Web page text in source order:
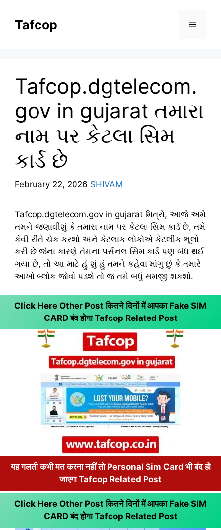
contentTafcop Menu
Tafcop.dgtelecom.
gov in gujarat તમારા
નામ પર કેટલા સિમ
કાર્ડ છે
February 22, 2026 SHIVAM
Tafcop.dgtelecom.gov in gujarat મિત્રો, આજે અમે
તમને જણાવીશું કે તમારા નામ પર કેટલા સિમ કાર્ડ છે, તમે
કેવી રીતે ચેક કરશો અને કેટલાક લોકોએ કેટલીક ભૂલો
કરી છે જેના કારણે તેમના પર્સનલ સિમ કાર્ડ પણ બંધ થઈ
ગયા છે, તો આ માટે હું શું હું તમને કહેવા માંગુ છું કે તમારે
આખો બ્લોક જોવો પડશે તો જ તમે બધું સમજી શકશો.
Click Here Other Post कितने दिनों में आपका Fake SIM
CARD बंद होगाTafcop Related Post
यह गलती कभी मत करना नहीं तो Personal Sim Card भी बंद हो
जाएगा Tafcop Related Post
Click Here Other Post कितने दिनों में आपका Fake SIM
CARD बंद होगाTafcop Related Post